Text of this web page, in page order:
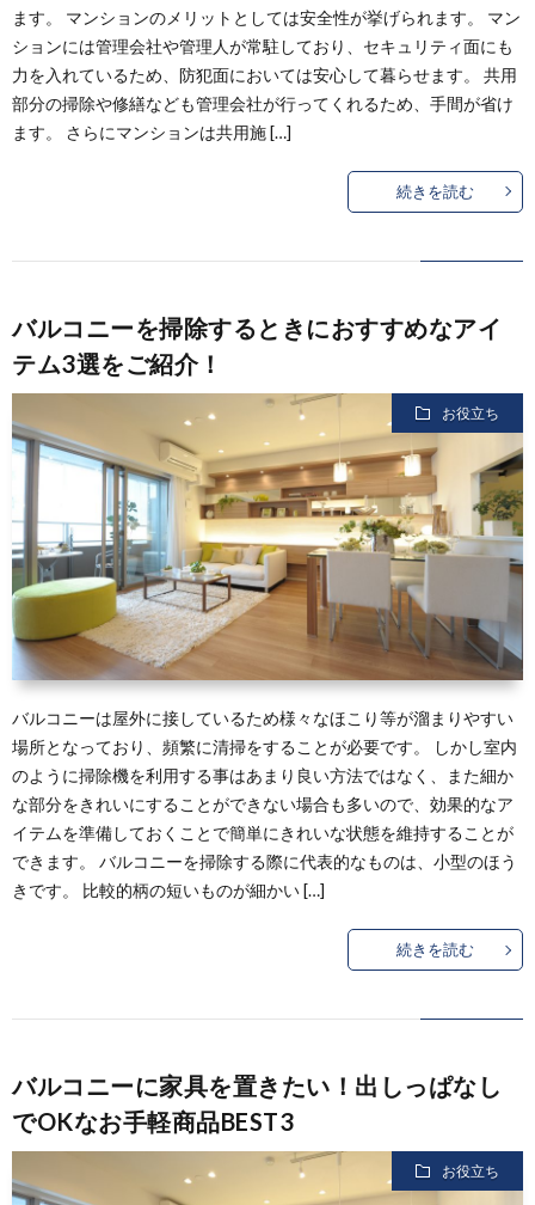
ます。 マンションのメリットとしては安全性が挙げられます。 マン
ションには管理会社や管理人が常駐しており、セキュリティ面にも
力を入れているため、防犯面においては安心して暮らせます。 共用
部分の掃除や修繕なども管理会社が行ってくれるため、手間が省け
ます。 さらにマンションは共用施 […]
続きを読む
バルコニーを掃除するときにおすすめなアイ
テム3選をご紹介！
お役立ち
バルコニーは屋外に接しているため様々なほこり等が溜まりやすい
場所となっており、頻繁に清掃をすることが必要です。 しかし室内
のように掃除機を利用する事はあまり良い方法ではなく、また細か
な部分をきれいにすることができない場合も多いので、効果的なア
イテムを準備しておくことで簡単にきれいな状態を維持することが
できます。 バルコニーを掃除する際に代表的なものは、小型のほう
きです。 比較的柄の短いものが細かい […]
続きを読む
バルコニーに家具を置きたい！出しっぱなし
でOKなお手軽商品BEST3
お役立ち